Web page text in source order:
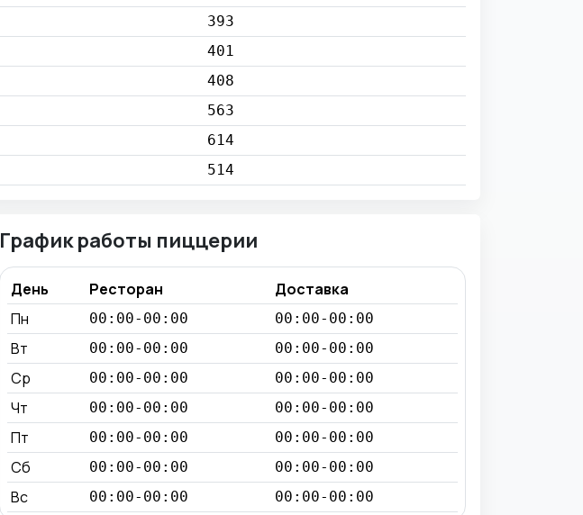
393
401
408
563
614
514
График работы пиццерии
День Ресторан
Доставка
Пн
00:00-00:00 00:00-00:00
Вт 00:00-00:00 00:00-00:00
Ср 00:00-00:00 00:00-00:00
Чт 00:00-00:00 00:00-00:00
Пт 00:00-00:00 00:00-00:00
Сб 00:00-00:00 00:00-00:00
Вс 00:00-00:00 00:00-00:00